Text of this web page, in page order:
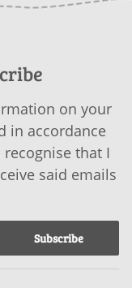
on your
in accordance
recognise that I
said emails
Subscribe